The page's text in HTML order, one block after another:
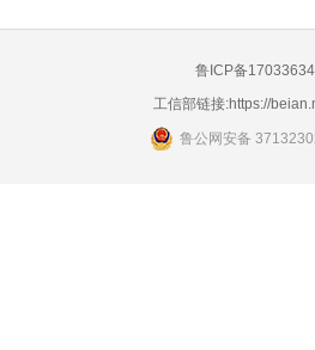
鲁ICP备17033634
工信部链接:https://
鲁公网安备